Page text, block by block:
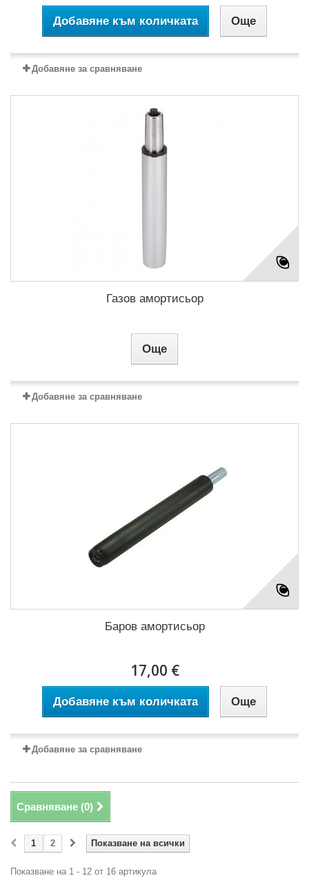
Добавяне към количката Още
Добавяне за сравняване
Газов амортисьор
Още
Добавяне за сравняване
Баров амортисьор
17,00 €
Добавяне към количката Още
Добавяне за сравняване
Сравняване (0)
Показване на всички
1 2
Показване на 1 - 12 от 16 артикула